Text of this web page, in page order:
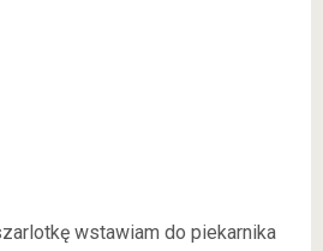
wstawiam do piekarnika